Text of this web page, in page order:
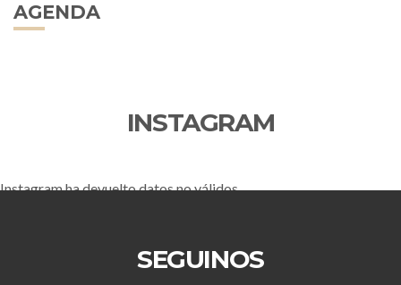
AGENDA
INSTAGRAM
Instagram ha devuelto datos no válidos.
SEGUINOS